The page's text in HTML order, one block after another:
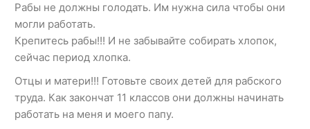
Рабы не должны голодать. Им нужна сила чтобы они
могли работать.
Крепитесь рабы!!! И не забывайте собирать хлопок,
сейчас период хлопка.
Отцы и матери!!! Готовьте своих детей для рабского
труда. Как закончат 11 классов они должны начинать
работать на меня и моего папу.